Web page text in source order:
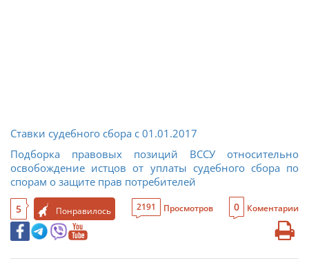
Ставки судебного сбора с 01.01.2017
Подборка правовых позиций ВССУ относительно
освобождение истцов от уплаты судебного сбора по
спорам о защите прав потребителей
5 Понравилось 2191 Просмотров 0 Коментарии